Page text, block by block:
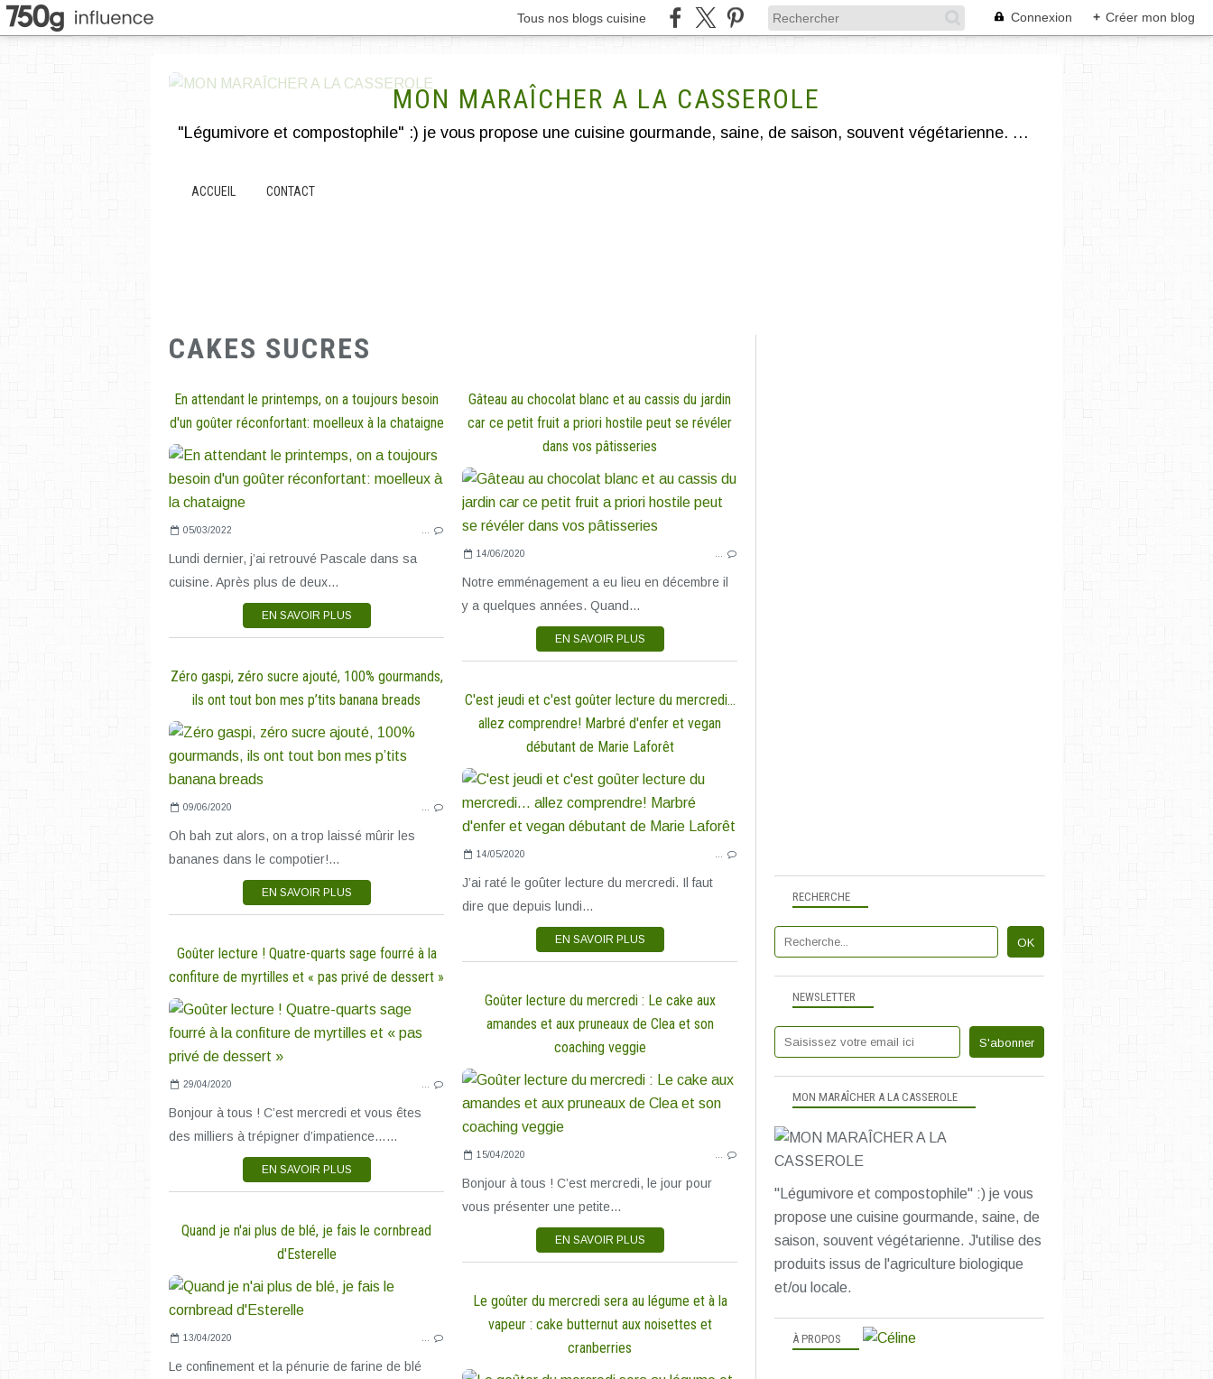
Tous nos blogs cuisine Connexion + Créer mon blog
MON MARAÎCHER A LA CASSEROLE
"Légumivore et compostophile" :) je vous propose une cuisine gourmande, saine, de saison, souvent végétarienne. J'utilise des produits issus de l'agriculture biologique et/ou locale.
ACCUEIL CONTACT
CAKES SUCRES
En attendant le printemps, on a toujours besoin
d'un goûter réconfortant: moelleux à la chataigne
CHOCOLAT!
DESSERTS & DOUCEURS
REPAS DE FÊTE
05/03/2022 …
Lundi dernier, j’ai retrouvé Pascale dans sa
cuisine. Après plus de deux...
EN SAVOIR PLUS
Gâteau au chocolat blanc et au cassis du jardin
car ce petit fruit a priori hostile peut se révéler
dans vos pâtisseries
14/06/2020 …
Notre emménagement a eu lieu en décembre il
y a quelques années. Quand...
EN SAVOIR PLUS
Zéro gaspi, zéro sucre ajouté, 100% gourmands,
ils ont tout bon mes p’tits banana breads
ANTIGASPI
DESSERTS & DOUCEURS
LIVRES DE CUISINE
POUR OU AVEC LES ENFANTS
SANS SUCRE AJOUTÉ
09/06/2020 …
Oh bah zut alors, on a trop laissé mûrir les
bananes dans le compotier!...
EN SAVOIR PLUS
C'est jeudi et c'est goûter lecture du mercredi...
allez comprendre! Marbré d'enfer et vegan
débutant de Marie Laforêt
POUR OU AVEC LES ENFANTS
SANS LACTOSE
SUCRÉ VÉGÉTAL
14/05/2020 …
J’ai raté le goûter lecture du mercredi. Il faut
dire que depuis lundi...
EN SAVOIR PLUS
Goûter lecture ! Quatre-quarts sage fourré à la
confiture de myrtilles et « pas privé de dessert »
IGBAS SUCRÉ
CAKES SUCRÉS
GOÛTER LECTURE
LIVRES DE CUISINE
POUR OU AVEC LES ENFANTS
29/04/2020 …
Bonjour à tous ! C’est mercredi et vous êtes
des milliers à trépigner d’impatience…...
EN SAVOIR PLUS
Goûter lecture du mercredi : Le cake aux
amandes et aux pruneaux de Clea et son
coaching veggie
DESSERTS & DOUCEURS
LIVRES DE CUISINE
TESTÉ ET APPROUVÉ
15/04/2020 …
Bonjour à tous ! C’est mercredi, le jour pour
vous présenter une petite...
EN SAVOIR PLUS
Quand je n'ai plus de blé, je fais le cornbread
d'Esterelle
CAKES SALÉS
CAKES SUCRÉS
CUISINE EXPRESS
13/04/2020 …
Le confinement et la pénurie de farine de blé
Le goûter du mercredi sera au légume et à la
vapeur : cake butternut aux noisettes et
cranberries
NEWSLETTER
RECHERCHE
MON MARAÎCHER A LA CASSEROLE
"Légumivore et compostophile" :) je vous
propose une cuisine gourmande, saine, de
saison, souvent végétarienne. J'utilise des
produits issus de l'agriculture biologique
et/ou locale.
À PROPOS